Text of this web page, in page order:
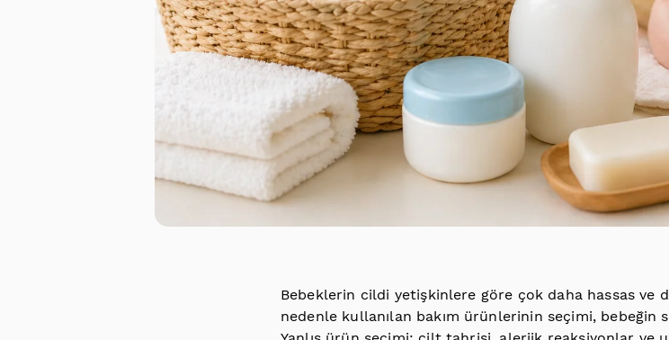
Bebeklerin cildi yetişkinlere göre çok daha hassas ve
nedenle kullanılan bakım ürünlerinin seçimi, bebeğin